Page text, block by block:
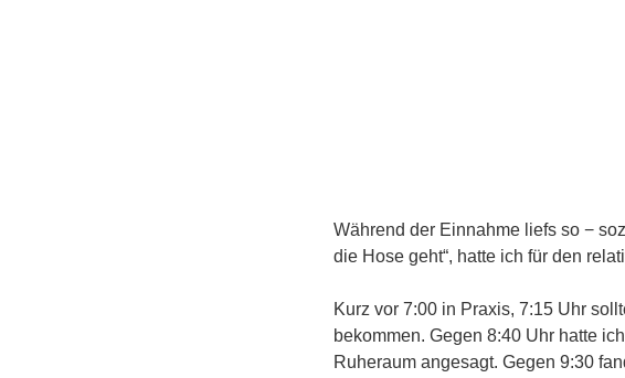
Während der Einnahme liefs so −
die Hose geht“, hatte ich für den
Kurz vor 7:00 in Praxis, 7:15 Uhr
bekommen. Gegen 8:40 Uhr hatte
Ruheraum angesagt. Gegen 9:30